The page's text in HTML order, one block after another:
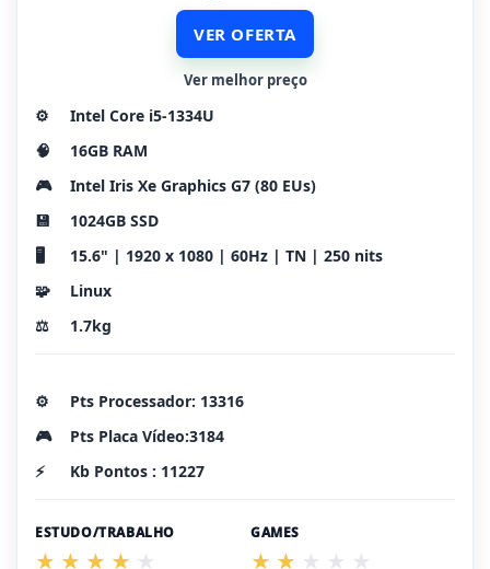
VER OFERTA
Ver melhor preço
⚙️
Intel Core i5-1334U
🧠
16GB RAM
🎮
Intel Iris Xe Graphics G7 (80 EUs)
💾
1024GB SSD
🖥️
15.6" | 1920 x 1080 | 60Hz | TN | 250 nits
🧩
Linux
⚖️
1.7kg
⚙️
Pts Processador: 13316
🎮
Pts Placa Vídeo:3184
⚡
Kb Pontos : 11227
ESTUDO/TRABALHO GAMES